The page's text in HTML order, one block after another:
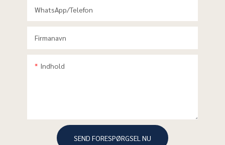
WhatsApp/telefon
Firmanavn
Indhold
SEND FORESPØRGSEL NU